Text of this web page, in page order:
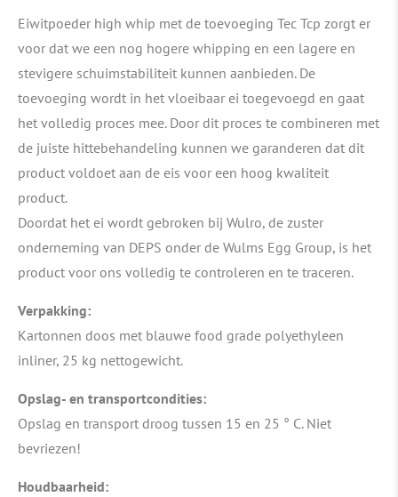
Eiwitpoeder high whip met de toevoeging Tec Tcp zorgt er
voor dat we een nog hogere whipping en een lagere en
stevigere schuimstabiliteit kunnen aanbieden. De
toevoeging wordt in het vloeibaar ei toegevoegd en gaat
het volledig proces mee. Door dit proces te combineren met
de juiste hittebehandeling kunnen we garanderen dat dit
product voldoet aan de eis voor een hoog kwaliteit
product.
Doordat het ei wordt gebroken bij Wulro, de zuster
onderneming van DEPS onder de Wulms Egg Group, is het
product voor ons volledig te controleren en te traceren.
Verpakking:
Kartonnen doos met blauwe food grade polyethyleen
inliner, 25 kg nettogewicht.
Opslag- en transportcondities:
Opslag en transport droog tussen 15 en 25 ° C. Niet
bevriezen!
Houdbaarheid: